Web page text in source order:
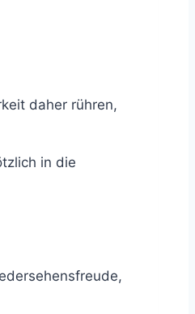
daher rühren,
in die